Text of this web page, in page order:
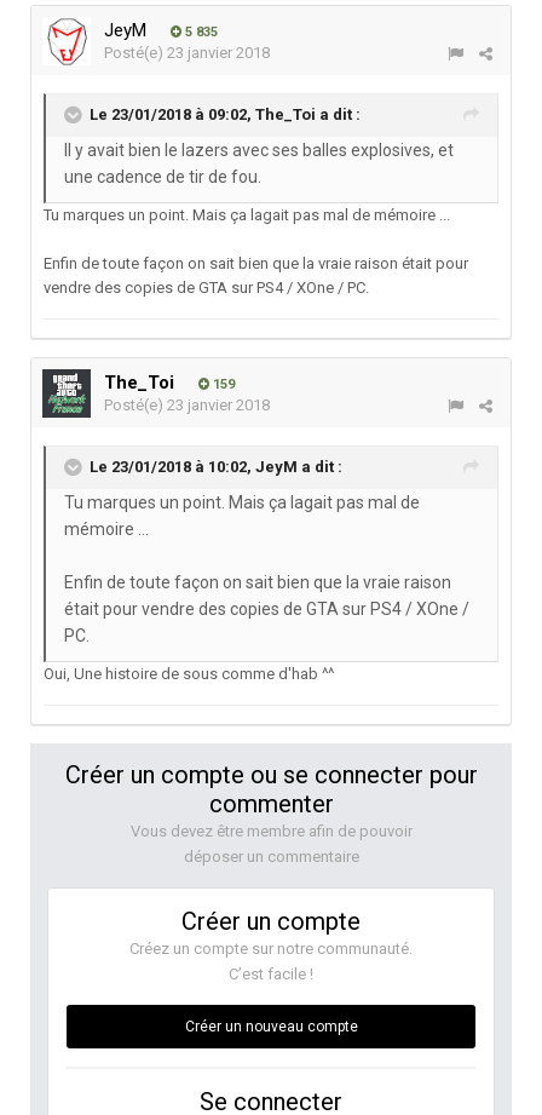
JeyM 5 835
Posté(e) 23 janvier 2018
Le 23/01/2018 à 09:02, The_Toi a dit :
Il y avait bien le lazers avec ses balles explosives, et
une cadence de tir de fou.
Tu marques un point. Mais ça lagait pas mal de mémoire ...
Enfin de toute façon on sait bien que la vraie raison était pour
vendre des copies de GTA sur PS4 / XOne / PC.
The_Toi 159
Posté(e) 23 janvier 2018
Le 23/01/2018 à 10:02, JeyM a dit :
Tu marques un point. Mais ça lagait pas mal de
mémoire ...
Enfin de toute façon on sait bien que la vraie raison
était pour vendre des copies de GTA sur PS4 / XOne /
PC.
Oui, Une histoire de sous comme d'hab ^^
Créer un compte ou se connecter pour
commenter
Vous devez être membre afin de pouvoir
déposer un commentaire
Créer un compte
Créez un compte sur notre communauté.
C’est facile !
Créer un nouveau compte
Se connecter